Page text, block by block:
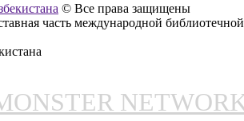
© Все права защищены
часть международной